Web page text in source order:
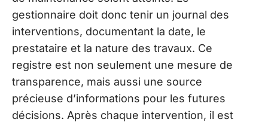
gestionnaire doit donc tenir un journal des
interventions, documentant la date, le
prestataire et la nature des travaux. Ce
registre est non seulement une mesure de
transparence, mais aussi une source
précieuse d’informations pour les futures
décisions. Après chaque intervention, il est